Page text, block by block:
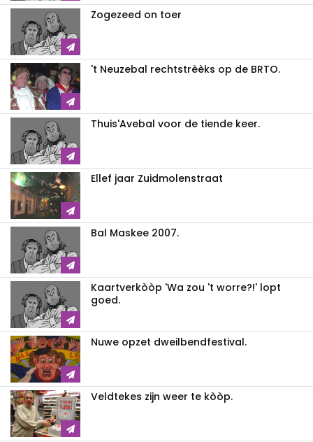
Zogezeed on toer
't Neuzebal rechtstrèèks op de BRTO.
Thuis'Avebal voor de tiende keer.
Ellef jaar Zuidmolenstraat
Bal Maskee 2007.
Kaartverkòòp 'Wa zou 't worre?!' lopt
goed.
Nuwe opzet dweilbendfestival.
Veldtekes zijn weer te kòòp.